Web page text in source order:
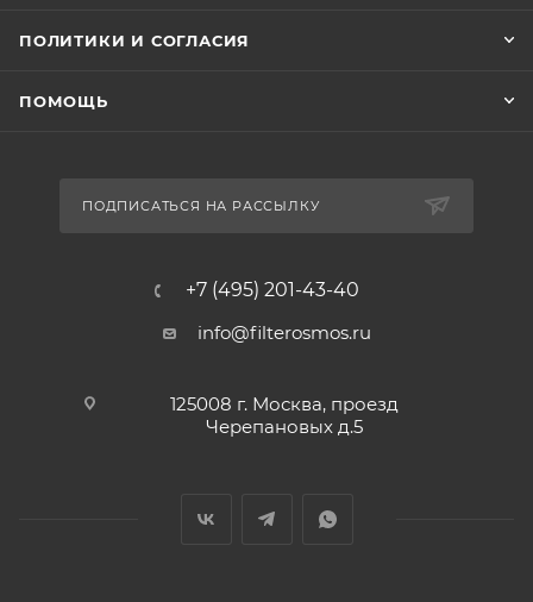
ПОЛИТИКИ И СОГЛАСИЯ
ПОМОЩЬ
ПОДПИСАТЬСЯ НА РАССЫЛКУ
+7 (495) 201-43-40
info@filterosmos.ru
125008 г. Москва, проезд
Черепановых д.5